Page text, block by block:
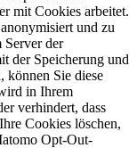
mit Cookies arbeitet.
und zu
Server der
der Speicherung und
können Sie diese
in Ihrem
verhindert, dass
Cookies löschen,
Opt-Out-